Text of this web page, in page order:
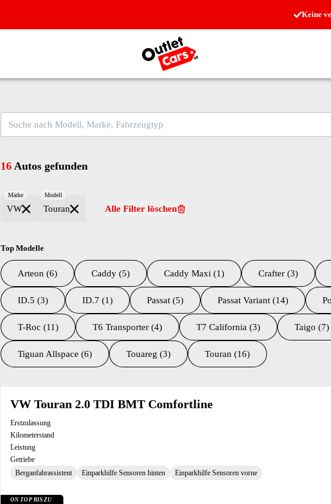
Keine
Zur Startseite
16 Autos gefunden
VW
Marke
Touran
Modell
Alle Filter löschen
Top Modelle
Arteon (6) Caddy (5) Caddy Maxi (1) Crafter (3)
ID.5 (3) ID.7 (1) Passat (5) Passat Variant (14)
T-Roc (11) T6 Transporter (4) T7 California (3) Taigo (7)
Tiguan Allspace (6) Touareg (3) Touran (16)
VW Touran 2.0 TDI BMT Comfortline
Erstzulassung
Kilometerstand
Leistung
Getriebe
Berganfahrassistent
Einparkhilfe Sensoren hinten Einparkhilfe Sensoren vorne
ON TOP BIS ZU